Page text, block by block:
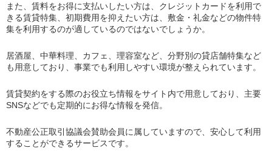
また、賃料をお得に支払いしたい方は、クレジットカードを利用で
きる賃貸特集、初期費用を抑えたい方は、敷金・礼金などの物件特
集を利用するのが適しているのではないでしょうか。
居酒屋、中華料理、カフェ、理容室など、分野別の貸店舗特集など
も用意しており、事業でも利用しやすい環境が整えられています。
賃貸契約をする際のお役立ち情報をサイト内で用意しており、主要
SNSなどでも定期的にお得な情報を発信。
不動産公正取引協議会賛助会員に属していますので、安心して利用
することができるサービスです。